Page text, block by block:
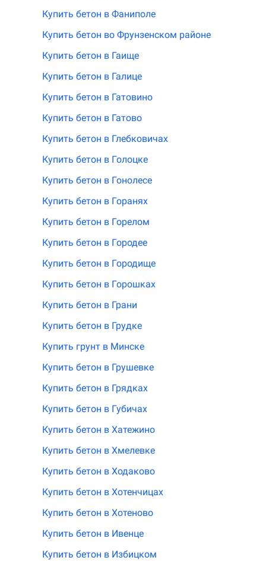
Купить бетон в Фаниполе
Купить бетон во Фрунзенском районе
Купить бетон в Гаище
Купить бетон в Галице
Купить бетон в Гатовино
Купить бетон в Гатово
Купить бетон в Глебковичах
Купить бетон в Голоцке
Купить бетон в Гонолесе
Купить бетон в Горанях
Купить бетон в Горелом
Купить бетон в Городее
Купить бетон в Городище
Купить бетон в Горошках
Купить бетон в Грани
Купить бетон в Грудке
Купить грунт в Минске
Купить бетон в Грушевке
Купить бетон в Грядках
Купить бетон в Губичах
Купить бетон в Хатежино
Купить бетон в Хмелевке
Купить бетон в Ходаково
Купить бетон в Хотенчицах
Купить бетон в Хотеново
Купить бетон в Ивенце
Купить бетон в Избицком